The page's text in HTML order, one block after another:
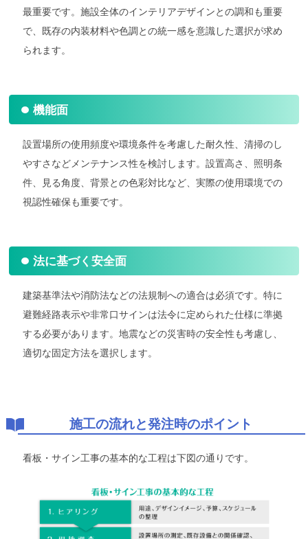
最重要です。施設全体のインテリアデザインとの調和も重要
で、既存の内装材料や色調との統一感を意識した選択が求め
られます。
機能面
設置場所の使用頻度や環境条件を考慮した耐久性、清掃のし
やすさなどメンテナンス性を検討します。設置高さ、照明条
件、見る角度、背景との色彩対比など、実際の使用環境での
視認性確保も重要です。
法に基づく安全面
建築基準法や消防法などの法規制への適合は必須です。特に
避難経路表示や非常口サインは法令に定められた仕様に準拠
する必要があります。地震などの災害時の安全性も考慮し、
適切な固定方法を選択します。
施工の流れと発注時のポイント
看板・サイン工事の基本的な工程は下図の通りです。